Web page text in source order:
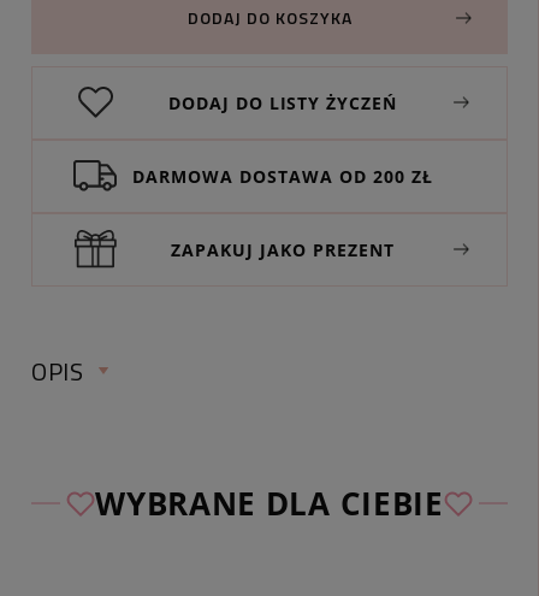
DODAJ DO KOSZYKA
DODAJ DO LISTY ŻYCZEŃ
DARMOWA DOSTAWA OD 200 ZŁ
ZAPAKUJ JAKO PREZENT
OPIS
WYBRANE DLA CIEBIE